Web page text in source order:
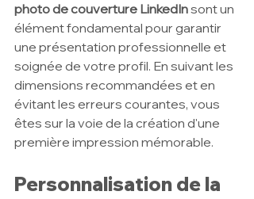
photo de couverture LinkedIn sont un
élément fondamental pour garantir
une présentation professionnelle et
soignée de votre profil. En suivant les
dimensions recommandées et en
évitant les erreurs courantes, vous
êtes sur la voie de la création d'une
première impression mémorable.
Personnalisation de la